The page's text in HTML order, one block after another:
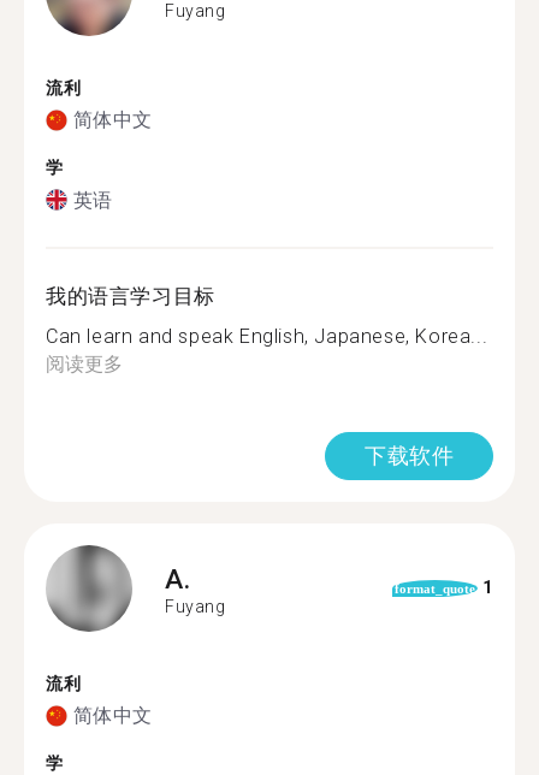
Fuyang
流利
简体中文
学
英语
我的语言学习目标
Can learn and speak English, Japanese, Korea...
阅读更多
下载软件
A.
Fuyang
format_quote 1
流利
简体中文
学